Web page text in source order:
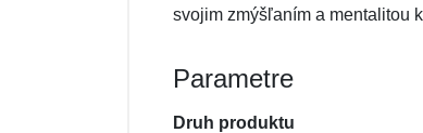
svojim zmýšľaním a mentalitou
Parametre
Druh produktu